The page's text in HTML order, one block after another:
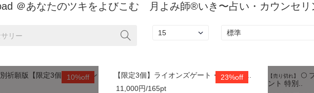
＠あなたのツキをよびこむ 月よみ師®いき〜占い・カウンセリ
10%off
祈願版【限定3個】ライオン
23%off
【限定3個】ライオンズゲート・パワーペ..
11,000円/165pt
【売り切れ】
🌕
ント 特別..